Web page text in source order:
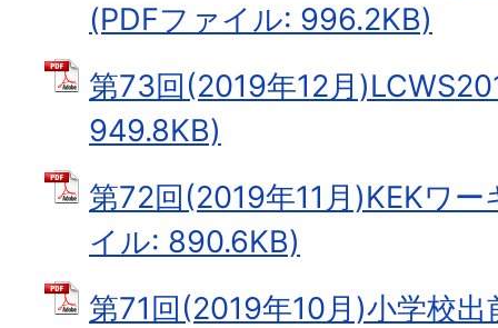
(PDFファイル: 996.2KB)
第73回(2019年12月
949.8KB)
第72回(2019年11月)KEKワ
イル: 890.6KB)
第71回(2019年10月)小学校